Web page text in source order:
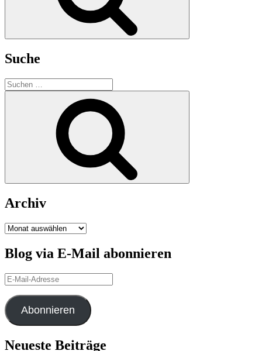
Suche
Suchen
nach:
Archiv
Archiv
Blog via E-Mail abonnieren
E-
Mail-
Adresse
Abonnieren
Neueste Beiträge